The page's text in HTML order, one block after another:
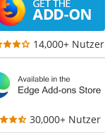
14,000+ Nutzer
30,000+ Nutzer